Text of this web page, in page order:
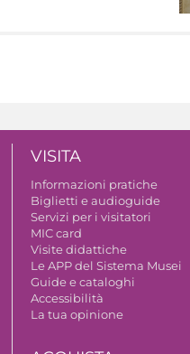
VISITA
Informazioni pratiche
Biglietti e audioguide
Servizi per i visitatori
MIC card
Visite didattiche
Le APP del Sistema Musei
Guide e cataloghi
Accessibilità
La tua opinione